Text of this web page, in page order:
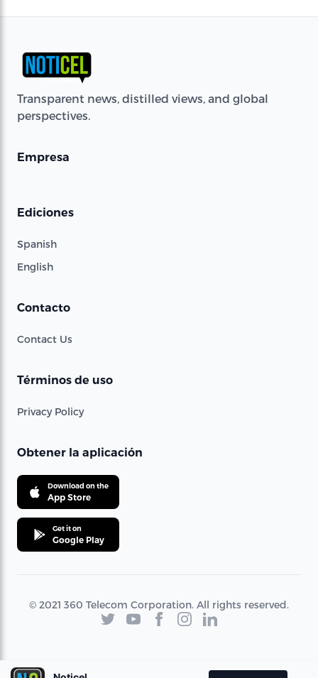
Transparent news, distilled views, and global
perspectives.
Empresa
Ediciones
Spanish
English
Contacto
Contact Us
Términos de uso
Privacy Policy
Obtener la aplicación
Download on the
App Store
Get it on
Google Play
© 2021 360 Telecom Corporation. All rights reserved.